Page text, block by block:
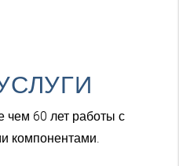
чем 60 лет работы с
компонентами.